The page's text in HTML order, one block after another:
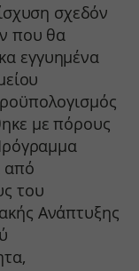
σχεδόν
που θα
εγγυημένα
με πόρους
από
του
Ανάπτυξης